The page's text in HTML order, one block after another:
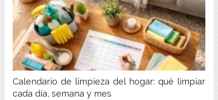
Calendario de limpieza del hogar: qué limpiar
cada día, semana y mes